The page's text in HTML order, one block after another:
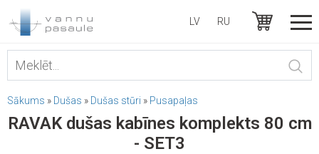
LV RU
Sākums » Dušas » Dušas stūri » Pusapaļas
RAVAK dušas kabīnes komplekts 80 cm
- SET3